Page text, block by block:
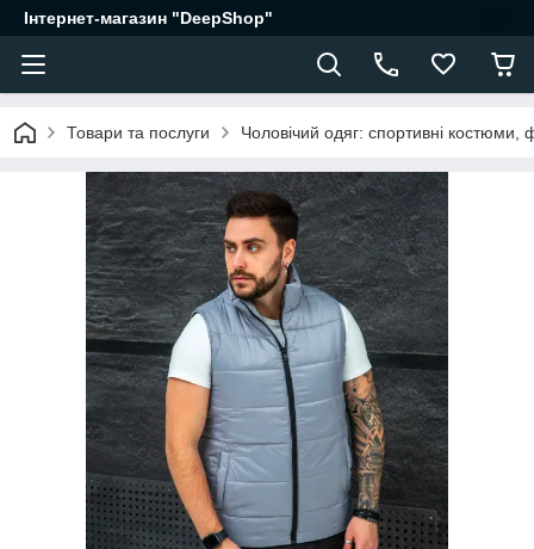
Інтернет-магазин "DeepShop"
Товари та послуги Чоловічий одяг: спортивні